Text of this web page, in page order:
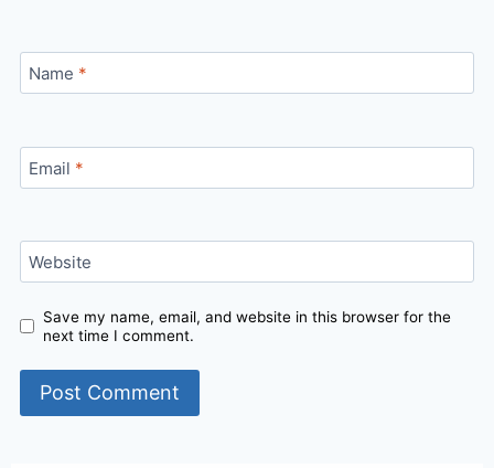
Name *
Email *
Website
Save my name, email, and website in this browser for the
next time I comment.